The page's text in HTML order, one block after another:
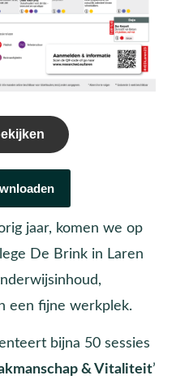
jaar, komen we op
De Brink in Laren
een fijne werkplek.
bijna 50 sessies
& Vitaliteit’